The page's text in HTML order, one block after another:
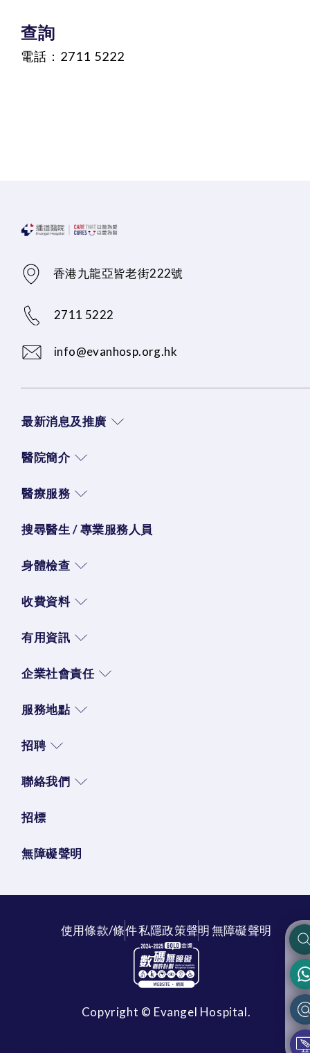
查詢
電話： 2711 5222
香港九龍亞皆老街222號
2711 5222
info@evanhosp.org.hk
最新消息及推廣
醫院簡介
醫療服務
搜尋醫生 / 專業服務人員
身體檢查
收費資料
有用資訊
企業社會責任
服務地點
招聘
聯絡我們
招標
無障礙聲明
使用條款/條件私隱政策聲明無障礙聲明
Copyright © Evangel Hospital.